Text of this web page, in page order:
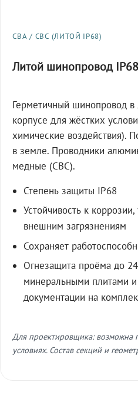
СВА / СВС (ЛИТОЙ IP68)
Литой шинопровод IP68
Герметичный шинопровод
корпусе для жёстких
химические воздействия).
в земле. Проводники
медные (СВС).
Степень защиты IP68
Устойчивость к
внешним загрязнениям
Сохраняет
Огнезащита проёма до
минеральными плитами
документации на
Для проектировщика: возможна
условиях. Состав секций и